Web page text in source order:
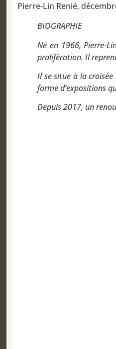
Pierre-Lin Renié,
BIOGRAPHIE
Né en 1966, Pierre-
prolifération. Il
Il se situe à la
forme d’expositions
Depuis 2017, un